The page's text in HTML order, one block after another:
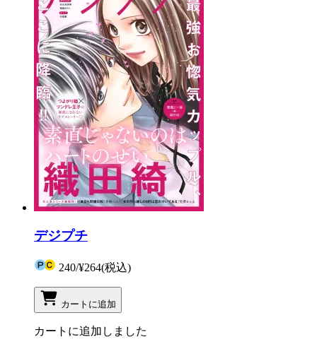
デジプチ
240/¥264(税込)
カートに追加
カートに追加しました